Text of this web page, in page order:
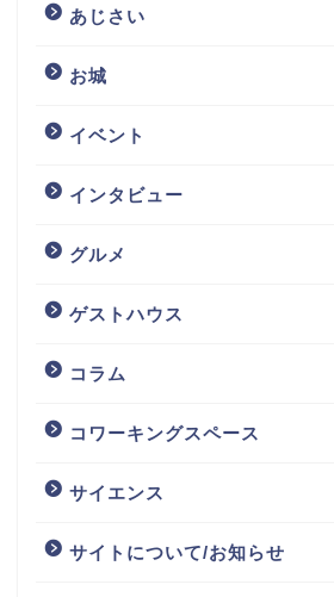
あじさい
お城
イベント
インタビュー
グルメ
ゲストハウス
コラム
コワーキングスペース
サイエンス
サイトについて/お知らせ